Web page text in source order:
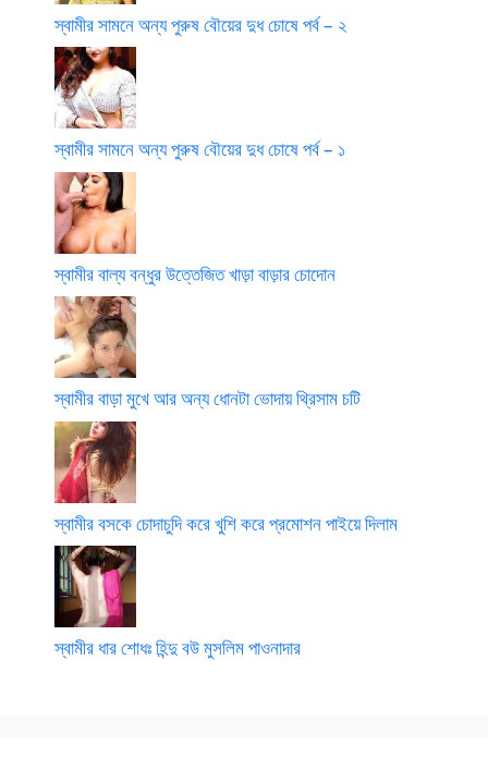
স্বামীর সামনে অন্য পুরুষ বৌয়ের দুধ চোষে পর্ব – ২
স্বামীর সামনে অন্য পুরুষ বৌয়ের দুধ চোষে পর্ব – ১
স্বামীর বাল্য বন্ধুর উত্তেজিত খাড়া বাড়ার চোদোন
স্বামীর বাড়া মুখে আর অন্য ধোনটা ভোদায় থ্রিসাম চটি
স্বামীর বসকে চোদাচুদি করে খুশি করে প্রমোশন পাইয়ে দিলাম
স্বামীর ধার শোধঃ হিন্দু বউ মুসলিম পাওনাদার